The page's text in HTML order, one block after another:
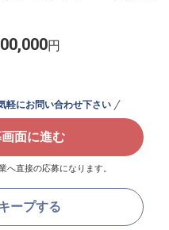
円
軽にお問い合わせ下さい
面に進む
へ直接の応募になります。
ープする